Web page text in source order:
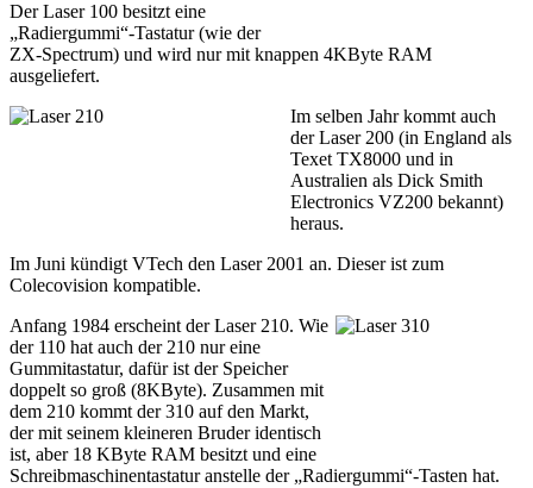
Der Laser 100 besitzt eine
„Radiergummi“-Tastatur (wie der
ZX-Spectrum) und wird nur mit knappen 4KByte RAM
ausgeliefert.
Im selben Jahr kommt auch
der Laser 200 (in England als
Texet TX8000 und in
Australien als Dick Smith
Electronics VZ200 bekannt)
heraus.
Im Juni kündigt VTech den Laser 2001 an. Dieser ist zum
Colecovision kompatible.
Anfang 1984 erscheint der Laser 210. Wie
der 110 hat auch der 210 nur eine
Gummitastatur, dafür ist der Speicher
doppelt so groß (8KByte). Zusammen mit
dem 210 kommt der 310 auf den Markt,
der mit seinem kleineren Bruder identisch
ist, aber 18 KByte RAM besitzt und eine
Schreibmaschinentastatur anstelle der „Radiergummi“-Tasten hat.